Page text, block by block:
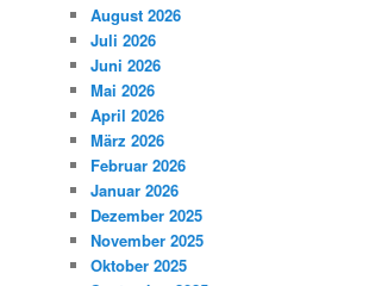
August 2026
Juli 2026
Juni 2026
Mai 2026
April 2026
März 2026
Februar 2026
Januar 2026
Dezember 2025
November 2025
Oktober 2025